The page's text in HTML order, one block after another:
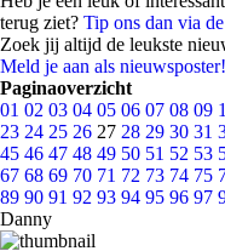
terug ziet? Tip ons dan via
Zoek jij altijd de leukste
Meld je aan als nieuwsposter!
Paginaoverzicht
01 02 03 04 05 06 07 08 09
23 24 25 26 27 28 29 30 31
45 46 47 48 49 50 51 52 53
67 68 69 70 71 72 73 74 75
89 90 91 92 93 94 95 96 97
Danny